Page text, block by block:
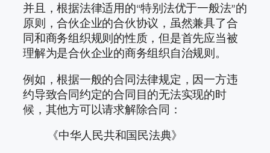
并且，根据法律适用的“特别法优于一般法”的
原则，合伙企业的合伙协议，虽然兼具了合
同和商务组织规则的性质，但是首先应当被
理解为是合伙企业的商务组织自治规则。
例如，根据一般的合同法律规定，因一方违
约导致合同约定的合同目的无法实现的时
候，其他方可以请求解除合同：
《中华人民共和国民法典》